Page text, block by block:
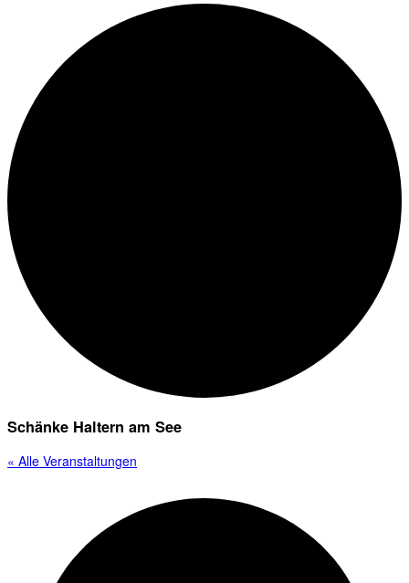
Schänke Haltern am See
« Alle Veranstaltungen